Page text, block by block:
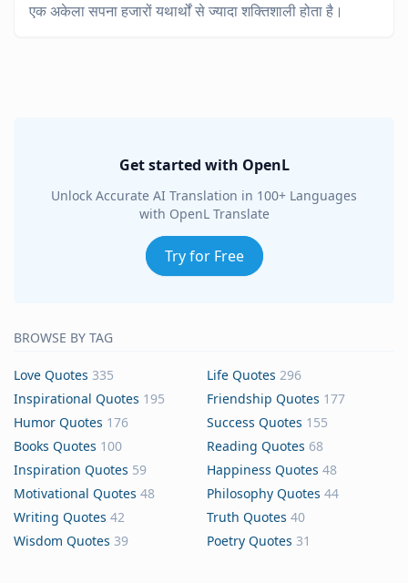
एक अकेला सपना हजारों यथार्थों से ज्यादा शक्तिशाली होता है।
Get started with OpenL
Unlock Accurate AI Translation in 100+ Languages
with OpenL Translate
Try for Free
BROWSE BY TAG
Love Quotes 335 Life Quotes 296
Inspirational Quotes 195 Friendship Quotes 177
Humor Quotes 176 Success Quotes 155
Books Quotes 100 Reading Quotes 68
Inspiration Quotes 59 Happiness Quotes 48
Motivational Quotes 48 Philosophy Quotes 44
Writing Quotes 42 Truth Quotes 40
Wisdom Quotes 39 Poetry Quotes 31